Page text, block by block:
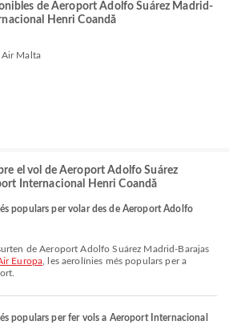
de Aeroport Adolfo Suárez Madrid-
Henri Coandă
Air Malta
el vol de Aeroport Adolfo Suárez
Internacional Henri Coandă
populars per volar des de Aeroport Adolfo
Europa , les aerolínies més populars per a
populars per fer vols a Aeroport Internacional